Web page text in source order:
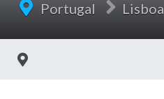
Portugal Lisboa